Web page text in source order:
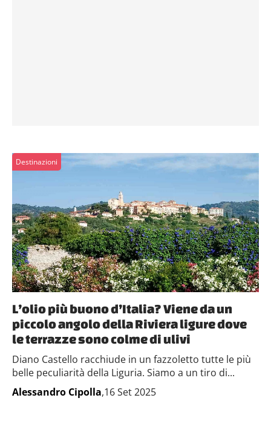
Destinazioni
L’olio più buono d’Italia? Viene da un
piccolo angolo della Riviera ligure dove
le terrazze sono colme di ulivi
Diano Castello racchiude in un fazzoletto tutte le più
belle peculiarità della Liguria. Siamo a un tiro di...
Alessandro Cipolla,16 Set 2025